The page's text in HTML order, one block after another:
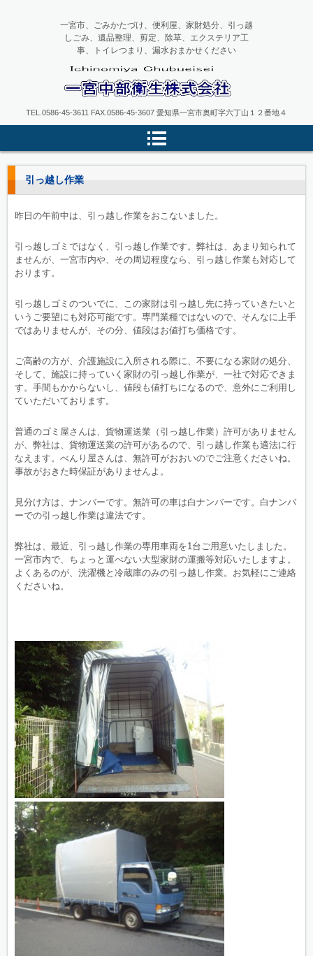
一宮中部衛生
一宮市、ごみかたづけ、便利屋、家財処分、引っ越
しごみ、遺品整理、剪定、除草、エクステリア工
事、トイレつまり、漏水おまかせください
TEL.0586-45-3611 FAX.0586-45-3607 愛知県一宮市奥町字六丁山１２番地４
引っ越し作業
昨日の午前中は、引っ越し作業をおこないました。
引っ越しゴミではなく、引っ越し作業です。弊社は、あまり知られて
ませんが、一宮市内や、その周辺程度なら、引っ越し作業も対応して
おります。
引っ越しゴミのついでに、この家財は引っ越し先に持っていきたいと
いうご要望にも対応可能です。専門業種ではないので、そんなに上手
ではありませんが、その分、値段はお値打ち価格です。
ご高齢の方が、介護施設に入所される際に、不要になる家財の処分、
そして、施設に持っていく家財の引っ越し作業が、一社で対応できま
す。手間もかからないし、値段も値打ちになるので、意外にご利用し
ていただいております。
普通のゴミ屋さんは、貨物運送業（引っ越し作業）許可がありません
が、弊社は、貨物運送業の許可があるので、引っ越し作業も適法に行
なえます。べんり屋さんは、無許可がおおいのでご注意くださいね。
事故がおきた時保証がありませんよ。
見分け方は、ナンバーです。無許可の車は白ナンバーです。白ナンバ
ーでの引っ越し作業は違法です。
弊社は、最近、引っ越し作業の専用車両を1台ご用意いたしました。
一宮市内で、ちょっと運べない大型家財の運搬等対応いたしますよ。
よくあるのが、洗濯機と冷蔵庫のみの引っ越し作業。お気軽にご連絡
くださいね。